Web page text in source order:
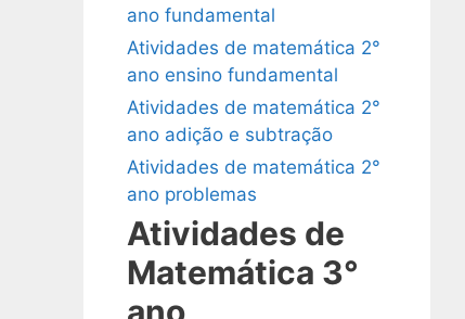
ano fundamental
Atividades de matemática 2°
ano ensino fundamental
Atividades de matemática 2°
ano adição e subtração
Atividades de matemática 2°
ano problemas
Atividades de
Matemática 3°